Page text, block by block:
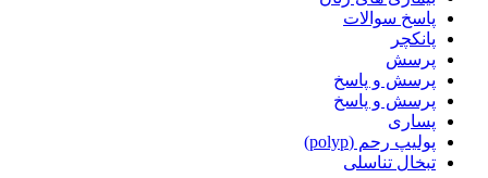
پاسخ سوالات
پانکچر
پرسش
پرسش و پاسخ
پرسش و پاسخ
پساری
پولیپ رحم (polyp)
تبخال تناسلی